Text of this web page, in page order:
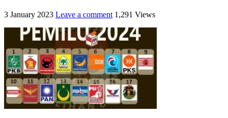
3 January 2023 Leave a comment 1,291 Views